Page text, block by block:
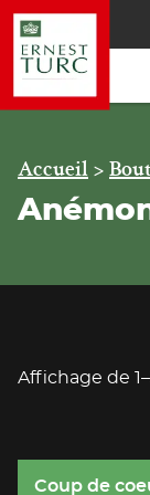
Accueil >
Affichage de
Coup de